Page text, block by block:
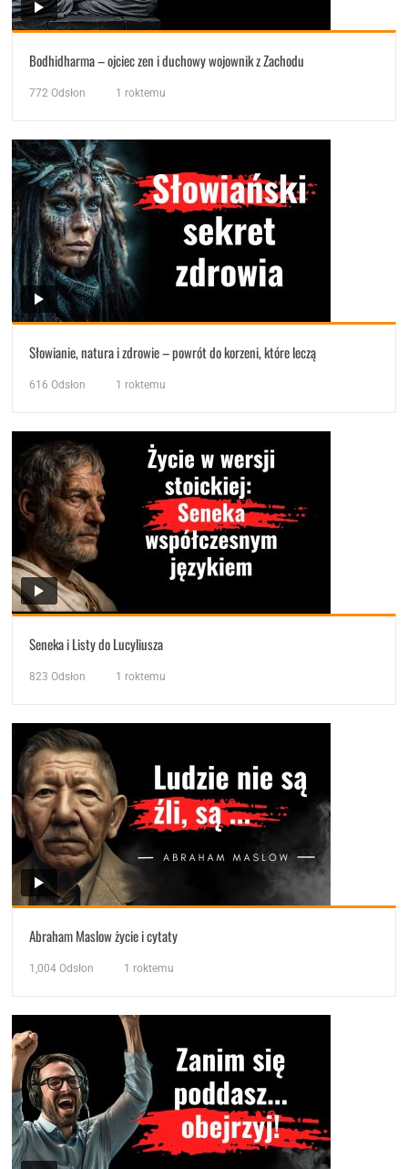
Bodhidharma – ojciec zen i duchowy wojownik z Zachodu
772 Odsłon 1 roktemu
Słowianie, natura i zdrowie – powrót do korzeni, które leczą
616 Odsłon 1 roktemu
Seneka i Listy do Lucyliusza
823 Odsłon 1 roktemu
Abraham Maslow życie i cytaty
1,004 Odsłon 1 roktemu